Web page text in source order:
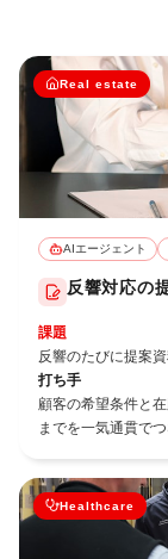
Real estate
AIエージェント
反響対応の
課題
反響のたびに提案
打ち手
顧客の希望条件と
までを一気通貫でつ
Healthcare